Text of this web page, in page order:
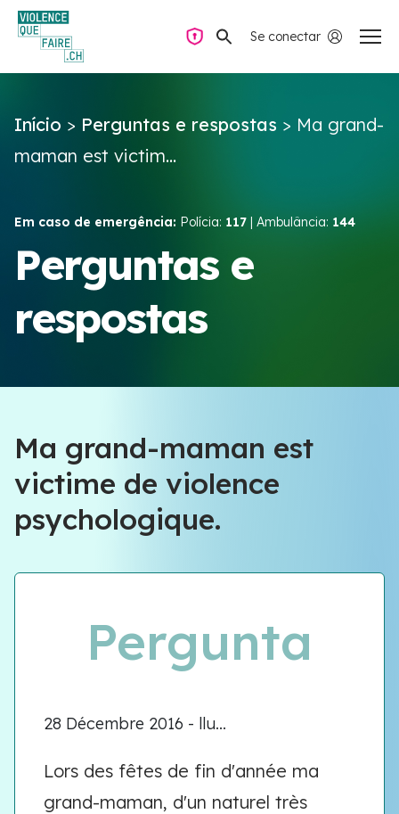
Se conectar
Perguntas e respostas
Violência no casal
Recursos e campanhas
Équipe VIOLENCE QUE FAIRE
Meet our team
Navegação privada
Início > Perguntas e respostas > Ma grand-
maman est victim...
Em caso de emergência: Polícia: 117 | Ambulância: 144
Perguntas e
respostas
Ma grand-maman est
victime de violence
psychologique.
Pergunta
28 Décembre 2016 - llu...
Lors des fêtes de fin d'année ma
grand-maman, d'un naturel très